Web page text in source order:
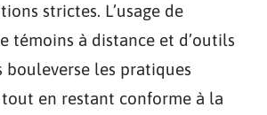
strictes. L’usage de
témoins à distance et d’outils
les pratiques
en restant conforme à la